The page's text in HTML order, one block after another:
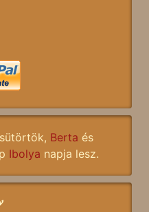
Berta és
Ibolya napja lesz.